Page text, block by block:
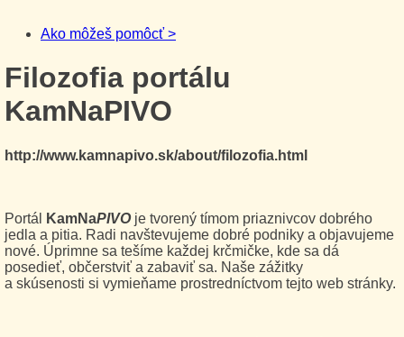
Ako môžeš pomôcť >
Filozofia portálu
KamNaPIVO
http://www.kamnapivo.sk/about/filozofia.html
Portál KamNaPIVOje tvorený tímom priaznivcov dobrého
jedla a pitia. Radi navštevujeme dobré podniky a objavujeme
nové. Úprimne sa tešíme každej krčmičke, kde sa dá
posedieť, občerstviť a zabaviť sa. Naše zážitky
a skúsenosti si vymieňame prostredníctvom tejto web stránky.